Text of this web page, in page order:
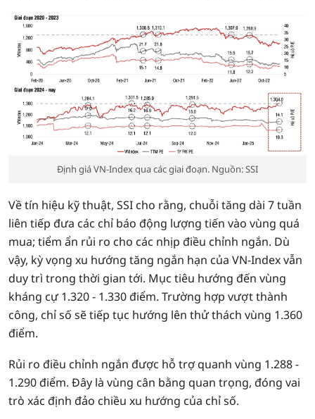
Định giá VN-Index qua các giai đoạn. Nguồn: SSI
Về tín hiệu kỹ thuật, SSI cho rằng, chuỗi tăng dài 7 tuần
liên tiếp đưa các chỉ báo động lượng tiến vào vùng quá
mua; tiểm ẩn rủi ro cho các nhịp điều chỉnh ngắn. Dù
vậy, kỳ vọng xu hướng tăng ngắn hạn của VN-Index vẫn
duy trì trong thời gian tới. Mục tiêu hướng đến vùng
kháng cự 1.320 - 1.330 điểm. Trường hợp vượt thành
công, chỉ số sẽ tiếp tục hướng lên thử thách vùng 1.360
điểm.
Rủi ro điều chỉnh ngắn được hỗ trợ quanh vùng 1.288 -
1.290 điểm. Đây là vùng cân bằng quan trọng, đóng vai
trò xác định đảo chiều xu hướng của chỉ số.